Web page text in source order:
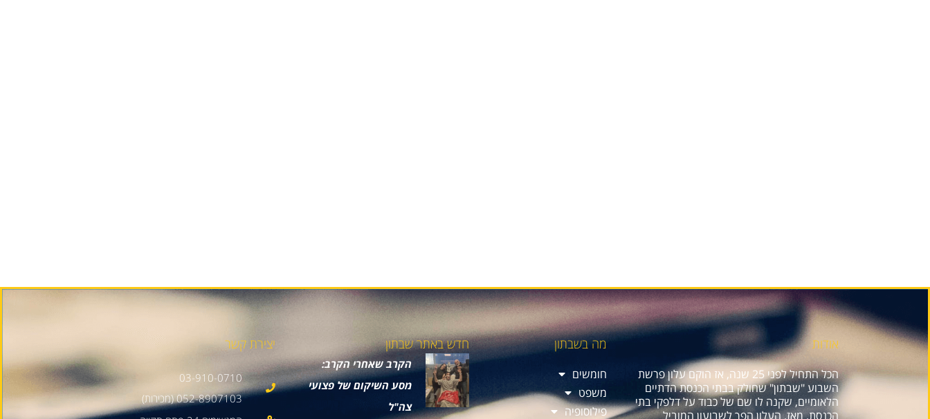
אודות
הכל התחיל לפני 25 שנה, אז הוקם עלון פרשת
השבוע "שבתון" שחולק בבתי הכנסת הדתיים
הלאומיים, שקנה לו שם של כבוד על דלפקי בתי
הכנסת. מאז, העלון הפך לשבועון המוביל
מה בשבתון
חומשים
משפט
פילוסופיה
חדש באתר שבתון
הקרב שאחרי הקרב:
מסע השיקום של פצועי
צה"ל
יצירת קשר
03-910-0710
052-8907103 (מכירות)